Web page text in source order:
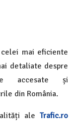
mai eficiente
detaliate despre
accesate și
din România.
ale Trafic.ro